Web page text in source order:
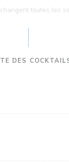
toutes les
DES